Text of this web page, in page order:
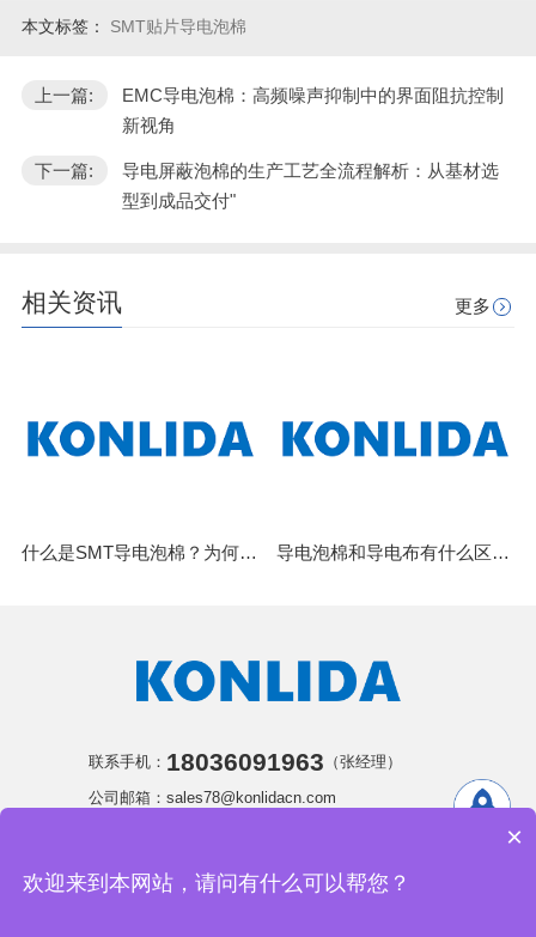
本文标签： SMT贴片导电泡棉
上一篇:
EMC导电泡棉：高频噪声抑制中的界面阻抗控制
新视角
下一篇:
导电屏蔽泡棉的生产工艺全流程解析：从基材选
型到成品交付"
相关资讯 更多
什么是SMT导电泡棉？为何它能颠覆传统屏蔽设计 导电泡棉和导电布有什么区别？3个维度讲清楚，别再选错了
联系手机： 18036091963 （张经理）
公司邮箱：sales78@konlidacn.com
×
欢迎来到本网站，请问有什么可以帮您？